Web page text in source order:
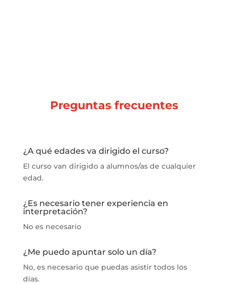
Preguntas frecuentes
¿A qué edades va dirigido el curso?
El curso van dirigido a alumnos/as de cualquier
edad.
¿Es necesario tener experiencia en
interpretación?
No es necesario
¿Me puedo apuntar solo un día?
No, es necesario que puedas asistir todos los
días.